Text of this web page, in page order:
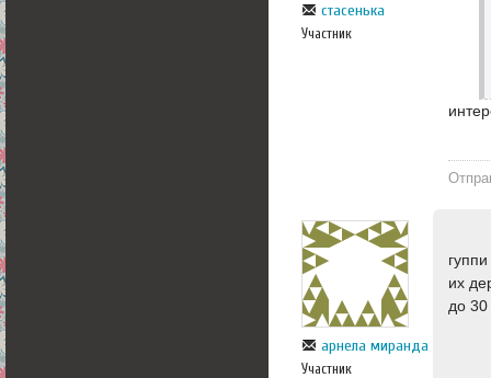
стасенька
Участник
арнела миранда
Участник
их
до 30